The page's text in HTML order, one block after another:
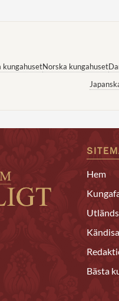
Norska kungahuset
Hem
Bästa